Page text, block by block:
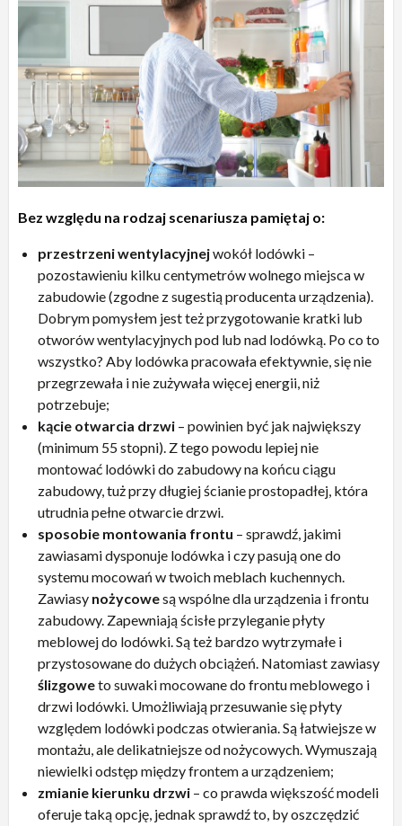
Bez względu na rodzaj scenariusza pamiętaj o:
przestrzeni wentylacyjnejwokół lodówki –
pozostawieniu kilku centymetrów wolnego miejsca w
zabudowie (zgodne z sugestią producenta urządzenia).
Dobrym pomysłem jest też przygotowanie kratki lub
otworów wentylacyjnych pod lub nad lodówką. Po co to
wszystko? Aby lodówka pracowała efektywnie, się nie
przegrzewała i nie zużywała więcej energii, niż
potrzebuje;
kącie otwarcia drzwi – powinien być jak największy
(minimum 55 stopni). Z tego powodu lepiej nie
montować lodówki do zabudowy na końcu ciągu
zabudowy, tuż przy długiej ścianie prostopadłej, która
utrudnia pełne otwarcie drzwi.
sposobie montowania frontu – sprawdź, jakimi
zawiasami dysponuje lodówka i czy pasują one do
systemu mocowań w twoich meblach kuchennych.
Zawiasy nożycowesą wspólne dla urządzenia i frontu
zabudowy. Zapewniają ścisłe przyleganie płyty
meblowej do lodówki. Są też bardzo wytrzymałe i
przystosowane do dużych obciążeń. Natomiast zawiasy
ślizgoweto suwaki mocowane do frontu meblowego i
drzwi lodówki. Umożliwiają przesuwanie się płyty
względem lodówki podczas otwierania. Są łatwiejsze w
montażu, ale delikatniejsze od nożycowych. Wymuszają
niewielki odstęp między frontem a urządzeniem;
zmianie kierunku drzwi – co prawda większość modeli
oferuje taką opcję, jednak sprawdź to, by oszczędzić